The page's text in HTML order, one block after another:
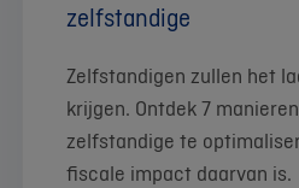
zelfstandige
Zelfstandigen zullen het
krijgen. Ontdek 7
zelfstandige te
fiscale impact daarvan is.